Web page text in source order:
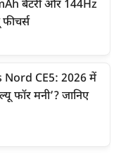
बैटरी और 144Hz
Nord CE5: 2026 में
फॉर मनी’? जानिए